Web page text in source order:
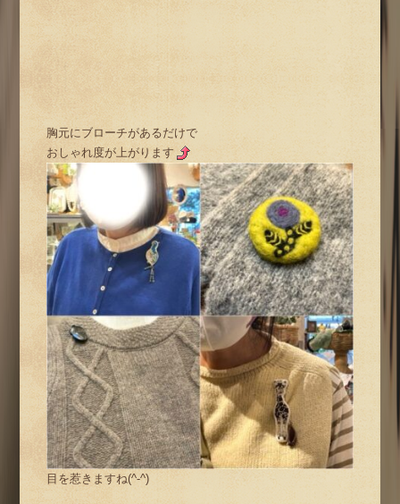
胸元にブローチがあるだけで
おしゃれ度が上がります
目を惹きますね(^-^)